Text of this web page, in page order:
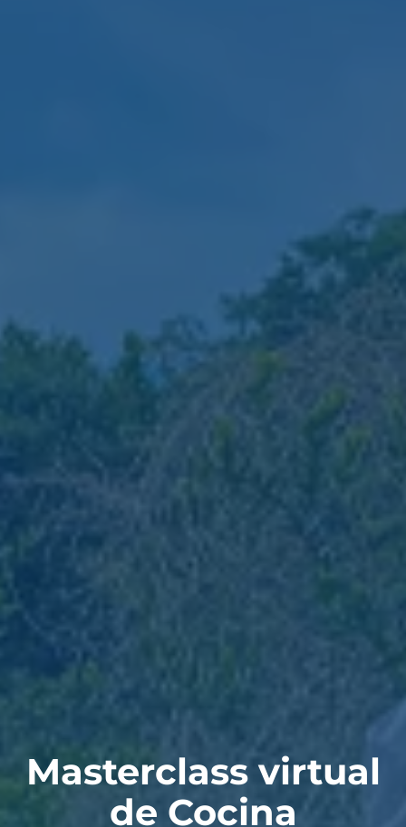
Masterclass virtual
de Cocina